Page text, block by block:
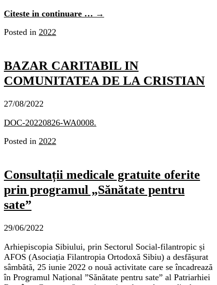
Citeste in continuare … →
Posted in 2022
BAZAR CARITABIL IN
COMUNITATEA DE LA CRISTIAN
27/08/2022
DOC-20220826-WA0008.
Posted in 2022
Consultații medicale gratuite oferite
prin programul „Sănătate pentru
sate”
29/06/2022
Arhiepiscopia Sibiului, prin Sectorul Social-filantropic și
AFOS (Asociația Filantropia Ortodoxă Sibiu) a desfășurat
sâmbătă, 25 iunie 2022 o nouă activitate care se încadrează
în Programul Național ”Sănătate pentru sate” al Patriarhiei